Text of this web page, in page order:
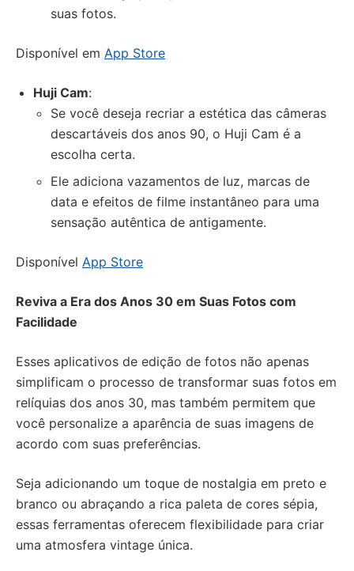
suas fotos.
Disponível em App Store
Huji Cam:
Se você deseja recriar a estética das câmeras
descartáveis dos anos 90, o Huji Cam é a
escolha certa.
Ele adiciona vazamentos de luz, marcas de
data e efeitos de filme instantâneo para uma
sensação autêntica de antigamente.
Disponível App Store
Reviva a Era dos Anos 30 em Suas Fotos com
Facilidade
Esses aplicativos de edição de fotos não apenas
simplificam o processo de transformar suas fotos em
relíquias dos anos 30, mas também permitem que
você personalize a aparência de suas imagens de
acordo com suas preferências.
Seja adicionando um toque de nostalgia em preto e
branco ou abraçando a rica paleta de cores sépia,
essas ferramentas oferecem flexibilidade para criar
uma atmosfera vintage única.